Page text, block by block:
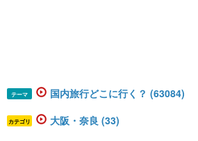
テーマ 国内旅行どこに行く？ (63084)
カテゴリ 大阪・奈良 (33)